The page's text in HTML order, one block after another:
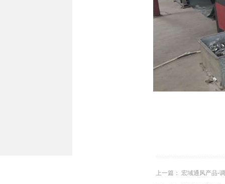
上一篇：​ 宏域通风产品-